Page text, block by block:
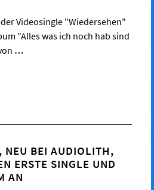
Videosingle "Wiedersehen"
"Alles was ich noch hab sind
…
NEU BEI AUDIOLITH,
ERSTE SINGLE UND
AN